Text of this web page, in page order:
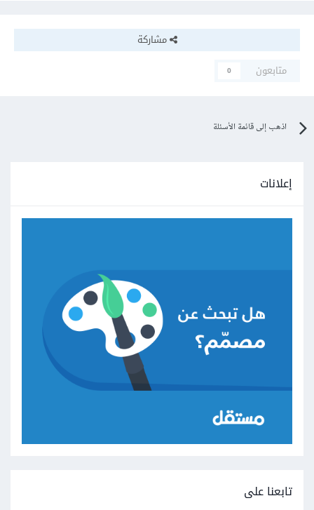
مشاركة
متابعون
0
اذهب إلى قائمة الأسئلة
إعلانات
تابعنا على